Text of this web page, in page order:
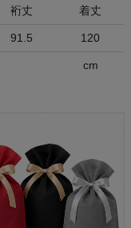
裄丈 着丈
91.5 120
cm